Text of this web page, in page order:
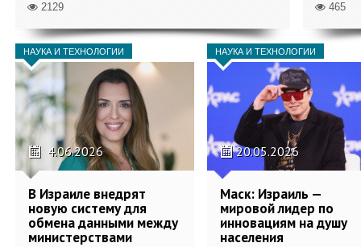
2129 465
НАУКА И ТЕХНОЛОГИИ
4.06.2026
В Израиле внедрят
новую систему для
обмена данными между
министерствами
НАУКА И ТЕХНОЛОГИИ
20.05.2026
Маск: Израиль —
мировой лидер по
инновациям на душу
населения